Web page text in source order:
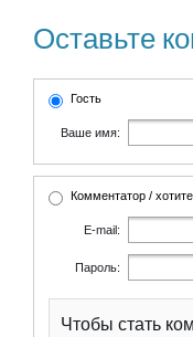
Оставьте
Гость
Ваше имя:
Комментатор /
E-mail:
Пароль:
Чтобы стать